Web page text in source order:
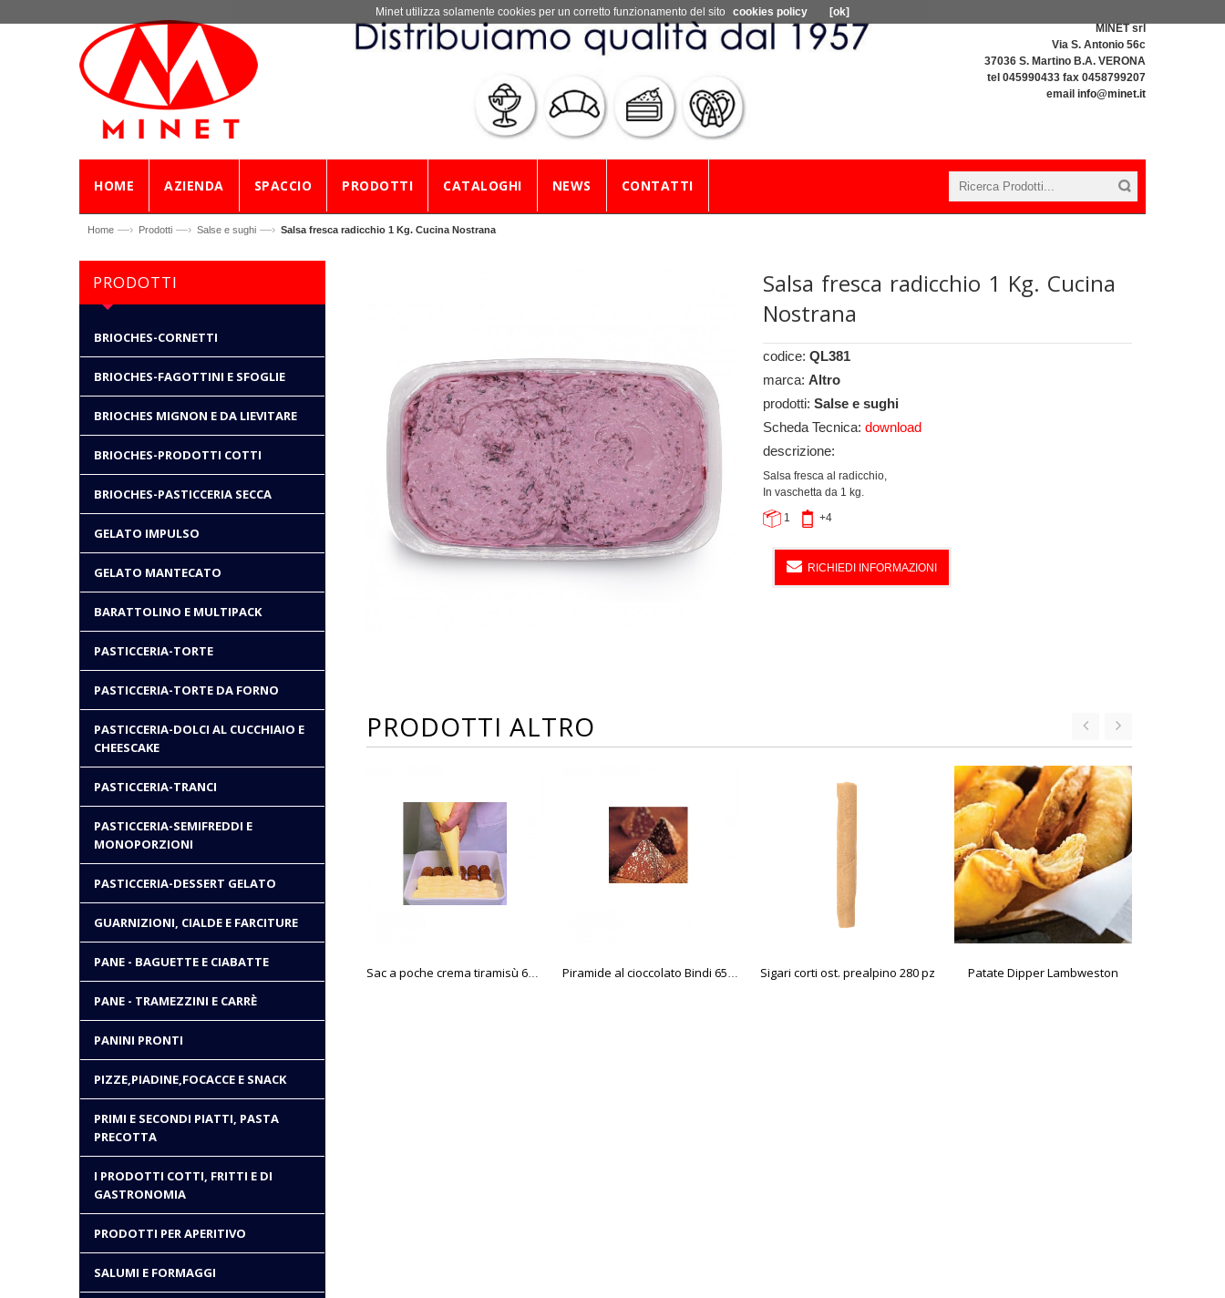
MINET srl
Via S. Antonio 56c
37036 S. Martino B.A. VERONA
tel 045990433 fax 0458799207
email info@minet.it
HOME AZIENDA SPACCIO PRODOTTI CATALOGHI NEWS CONTATTI
Home —› Prodotti —› Salse e sughi —› Salsa fresca radicchio 1 Kg. Cucina Nostrana
Salsa fresca radicchio 1 Kg. Cucina
Nostrana
codice: QL381
marca: Altro
prodotti: Salse e sughi
Scheda Tecnica: download
descrizione:
Salsa fresca al radicchio,
In vaschetta da 1 kg.
1 +4
RICHIEDI INFORMAZIONI
PRODOTTI ALTRO
Sac a poche crema tiramisù 600 gr. Piramide al cioccolato Bindi 65 gr. Sigari corti ost. prealpino 280 pz Patate Dipper Lambweston
PRODOTTI
BRIOCHES-CORNETTI
BRIOCHES-FAGOTTINI E SFOGLIE
BRIOCHES MIGNON E DA LIEVITARE
BRIOCHES-PRODOTTI COTTI
BRIOCHES-PASTICCERIA SECCA
GELATO IMPULSO
GELATO MANTECATO
BARATTOLINO E MULTIPACK
PASTICCERIA-TORTE
PASTICCERIA-TORTE DA FORNO
PASTICCERIA-DOLCI AL CUCCHIAIO E
CHEESCAKE
PASTICCERIA-TRANCI
PASTICCERIA-SEMIFREDDI E
MONOPORZIONI
PASTICCERIA-DESSERT GELATO
GUARNIZIONI, CIALDE E FARCITURE
PANE - BAGUETTE E CIABATTE
PANE - TRAMEZZINI E CARRÈ
PANINI PRONTI
PIZZE,PIADINE,FOCACCE E SNACK
PRIMI E SECONDI PIATTI, PASTA
PRECOTTA
I PRODOTTI COTTI, FRITTI E DI
GASTRONOMIA
PRODOTTI PER APERITIVO
SALUMI E FORMAGGI
Minet utilizza solamente cookies per un corretto funzionamento del sito cookies policy [ok]